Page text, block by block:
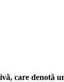
care denotă